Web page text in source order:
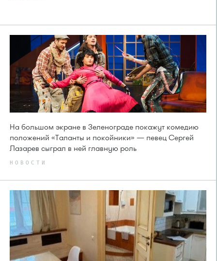
На большом экране в Зеленограде покажут комедию
положений «Таланты и покойники» — певец Сергей
Лазарев сыграл в ней главную роль
НОВОСТИ